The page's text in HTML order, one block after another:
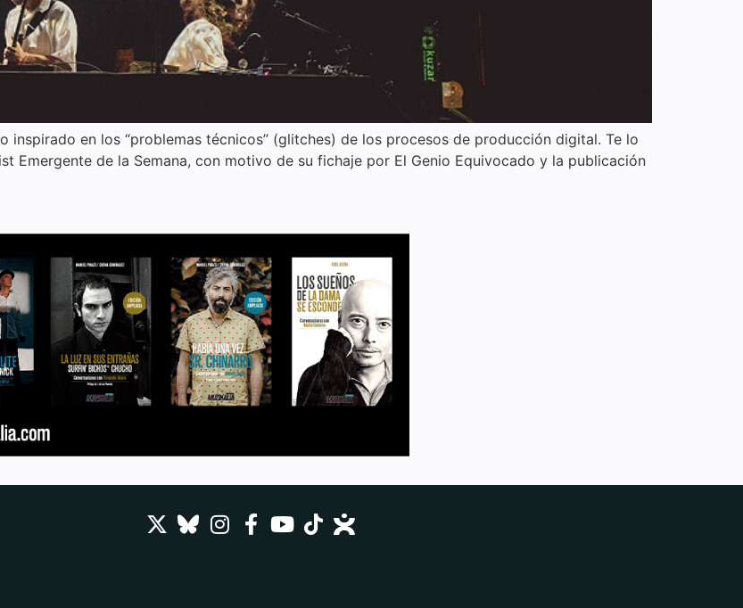
inspirado en los “problemas técnicos” (glitches) de los procesos de producción digital. Te lo
Emergente de la Semana, con motivo de su fichaje por El Genio Equivocado y la publicación